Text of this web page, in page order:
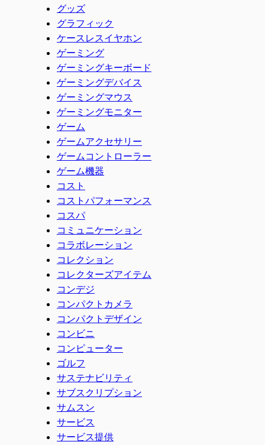
グッズ
グラフィック
ケースレスイヤホン
ゲーミング
ゲーミングキーボード
ゲーミングデバイス
ゲーミングマウス
ゲーミングモニター
ゲーム
ゲームアクセサリー
ゲームコントローラー
ゲーム機器
コスト
コストパフォーマンス
コスパ
コミュニケーション
コラボレーション
コレクション
コレクターズアイテム
コンデジ
コンパクトカメラ
コンパクトデザイン
コンビニ
コンピューター
ゴルフ
サステナビリティ
サブスクリプション
サムスン
サービス
サービス提供